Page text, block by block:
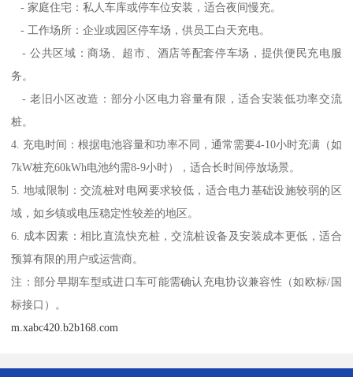
- 家庭住宅：私人车库或停车位安装，适合夜间慢充。
- 工作场所：企业或园区停车场，供员工白天充电。
- 公共区域：商场、超市、酒店等配套停车场，提供便民充电服
务。
- 老旧小区改造：部分小区电力容量有限，适合安装低功率交流
桩。
4. 充电时间：根据电池容量和功率不同，通常需要4-10小时充满（如
7kW桩充60kWh电池约需8-9小时），适合长时间停放场景。
5. 地域限制：交流桩对电网要求较低，适合电力基础设施较弱的区
域，如乡镇或电压稳定性较差的地区。
6. 成本因素：相比直流快充桩，交流桩设备及安装成本更低，适合
预算有限的用户或运营商。
注：部分早期车型或进口车可能需确认充电协议兼容性（如欧标/国
标接口）。
m.xabc420.b2b168.com